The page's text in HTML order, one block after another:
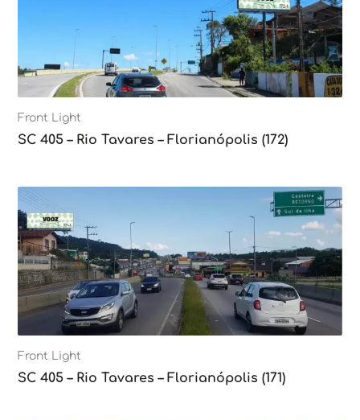
Front Light
SC 405 – Rio Tavares – Florianópolis (172)
Front Light
SC 405 – Rio Tavares – Florianópolis (171)